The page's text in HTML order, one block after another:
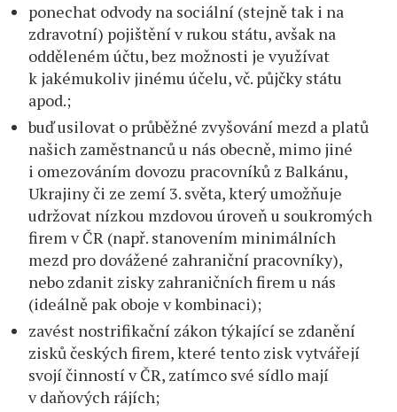
ponechat odvody na sociální (stejně tak i na
zdravotní) pojištění v rukou státu, avšak na
odděleném účtu, bez možnosti je využívat
k jakémukoliv jinému účelu, vč. půjčky státu
apod.;
buď usilovat o průběžné zvyšování mezd a platů
našich zaměstnanců u nás obecně, mimo jiné
i omezováním dovozu pracovníků z Balkánu,
Ukrajiny či ze zemí 3. světa, který umožňuje
udržovat nízkou mzdovou úroveň u soukromých
firem v ČR (např. stanovením minimálních
mezd pro dovážené zahraniční pracovníky),
nebo zdanit zisky zahraničních firem u nás
(ideálně pak oboje v kombinaci);
zavést nostrifikační zákon týkající se zdanění
zisků českých firem, které tento zisk vytvářejí
svojí činností v ČR, zatímco své sídlo mají
v daňových rájích;